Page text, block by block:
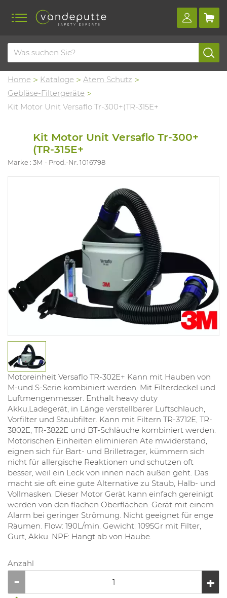
Home Kataloge
Atem Schutz
Gebläse-Filtergeräte
Kit Motor Unit Versaflo Tr-300+(TR-315E+
Kit Motor Unit Versaflo Tr-300+
(TR-315E+
Marke : 3M Prod.-Nr. 1016798
Motoreinheit Versaflo TR-302E+ Kann mit Hauben von
M-und S-Serie kombiniert werden. Mit Filterdeckel und
Luftmengenmesser. Enthalt heavy duty
Akku,Ladegerät, in Länge verstellbarer Luftschlauch,
Vorfilter und Staubfilter. Kann mit Filtern TR-3712E, TR-
3802E, TR-3822E und BT-Schläuche kombiniert werden.
Motorischen Einheiten eliminieren Ate mwiderstand,
eignen sich für Bart- und Brilletrager, kümmern sich
nicht für allergische Reaktionen und schutzen oft
besser, weil ein Leck von innen nach außen geht. Das
macht sie oft eine gute Alternative zu Staub, Halb- und
Vollmasken. Dieser Motor Gerät kann einfach gereinigt
werden von den flachen Oberflächen. Gerät mit einem
Alarm bei geringer Strömung. Nicht geeignet für enge
Räumen. Flow: 190L/min. Gewicht: 1095Gr mit Filter,
Gurt, Akku. NPF: Hangt ab von Haube.
Anzahl